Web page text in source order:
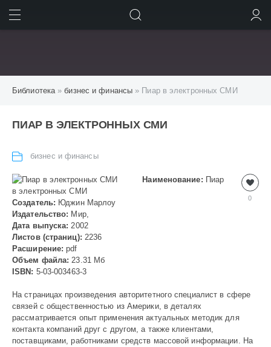
Библиотека»бизнес и финансы » Пиар в электронных СМИ
ПИАР В ЭЛЕКТРОННЫХ СМИ
бизнес и финансы
0
Наименование: Пиар
в электронных СМИ
Создатель: Юджин Марлоу
Издательство: Мир,
Дата выпуска: 2002
Листов (страниц): 2236
Расширение: pdf
Объем файла: 23.31 Мб
ISBN: 5-03-003463-3
На страницах произведения авторитетного специалист в сфере
связей с общественностью из Америки, в деталях
рассматривается опыт применения актуальных методик для
контакта компаний друг с другом, а также клиентами,
поставщиками, работниками средств массовой информации. На